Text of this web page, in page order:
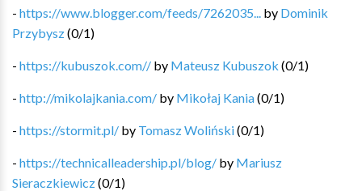
- https://www.blogger.com/feeds/7262035... by Dominik
Przybysz(0/1)
- https://kubuszok.com// by Mateusz Kubuszok (0/1)
- http://mikolajkania.com/ by Mikołaj Kania(0/1)
- https://stormit.pl/ by Tomasz Woliński(0/1)
- https://technicalleadership.pl/blog/ by Mariusz
Sieraczkiewicz(0/1)